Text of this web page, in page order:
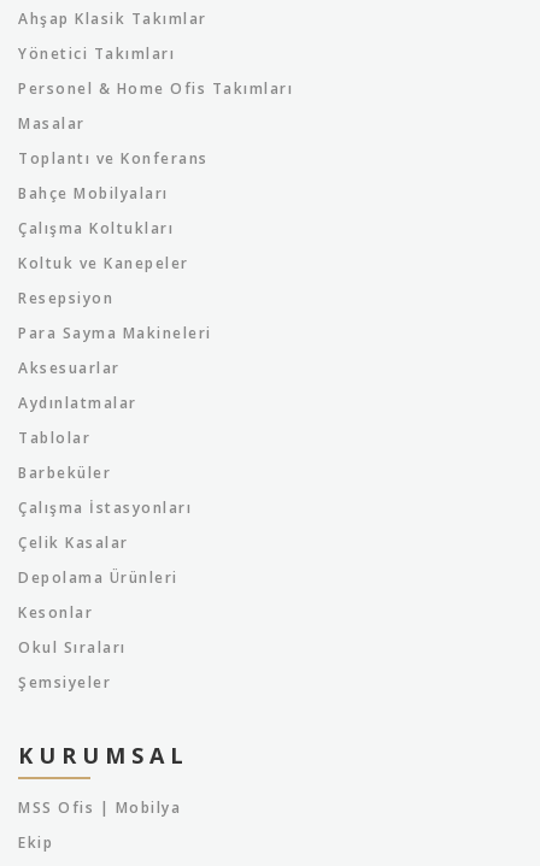
Ahşap Klasik Takımlar
Yönetici Takımları
Personel & Home Ofis Takımları
Masalar
Toplantı ve Konferans
Bahçe Mobilyaları
Çalışma Koltukları
Koltuk ve Kanepeler
Resepsiyon
Para Sayma Makineleri
Aksesuarlar
Aydınlatmalar
Tablolar
Barbeküler
Çalışma İstasyonları
Çelik Kasalar
Depolama Ürünleri
Kesonlar
Okul Sıraları
Şemsiyeler
KURUMSAL
MSS Ofis | Mobilya
Ekip